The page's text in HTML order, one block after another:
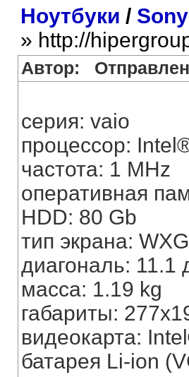
Ноутбуки / Sony
» http://
Автор:
серия: vaio
процессор:
частота: 1 MHz
оперативная
HDD: 80 Gb
тип экрана:
диагональ: 11.1
масса: 1.19 kg
габариты:
видеокарта:
батарея Li-ion